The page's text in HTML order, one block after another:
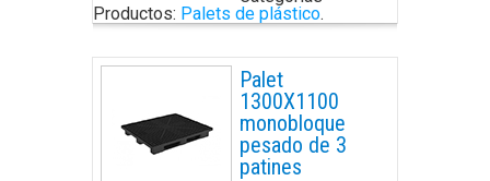
Productos: Palets de plástico.
Palet
1300X1100
monobloque
pesado de 3
patines